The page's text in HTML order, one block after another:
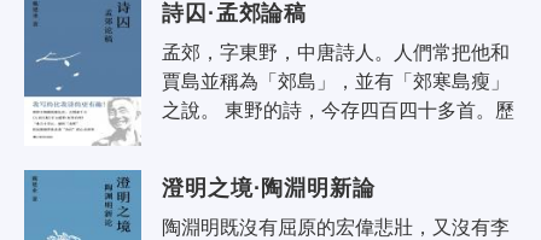
詩囚·孟郊論稿
孟郊，字東野，中唐詩人。人們常把他和
賈島並稱為「郊島」，並有「郊寒島瘦」
之說。 東野的詩，今存四百四十多首。歷
澄明之境·陶淵明新論
陶淵明既沒有屈原的宏偉悲壯，又沒有李